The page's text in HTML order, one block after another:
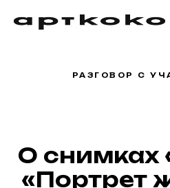
РАЗГОВОР С
О снимках
«Портрет